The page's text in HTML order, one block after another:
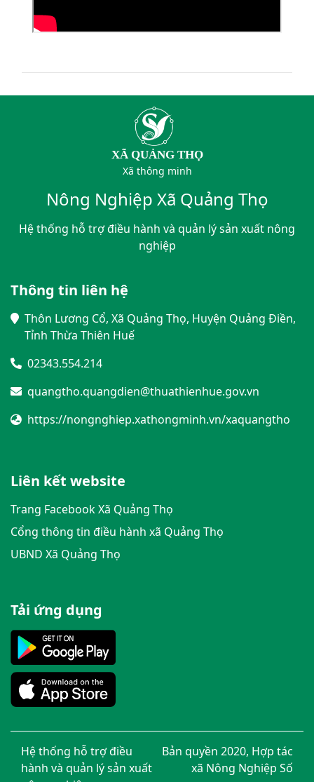
XÃ QUẢNG THỌ
Xã thông minh
Nông Nghiệp Xã Quảng Thọ
Hệ thống hỗ trợ điều hành và quản lý sản xuất nông
nghiệp
Thông tin liên hệ
Thôn Lương Cổ, Xã Quảng Thọ, Huyện Quảng Điền,
Tỉnh Thừa Thiên Huế
02343.554.214
quangtho.quangdien@thuathienhue.gov.vn
https://nongnghiep.xathongminh.vn/xaquangtho
Liên kết website
Trang Facebook Xã Quảng Thọ
Cổng thông tin điều hành xã Quảng Thọ
UBND Xã Quảng Thọ
Tải ứng dụng
Hệ thống hỗ trợ điều
hành và quản lý sản xuất
Bản quyền 2020, Hợp tác
xã Nông Nghiệp Số